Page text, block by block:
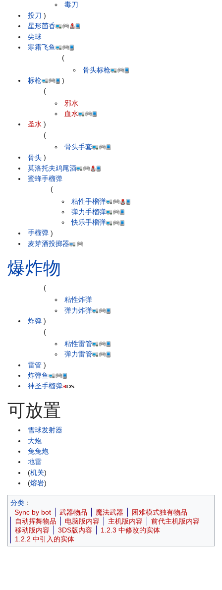
投刀
毒刀
)
星形茴香
尖球
寒霜飞鱼
标枪
(
骨头标枪
)
圣水
(
邪水
血水
)
骨头
(
骨头手套
)
莫洛托夫鸡尾酒
蜜蜂手榴弹
手榴弹
(
粘性手榴弹
弹力手榴弹
快乐手榴弹
)
麦芽酒投掷器
爆炸物
炸弹
(
粘性炸弹
弹力炸弹
)
雷管
(
粘性雷管
弹力雷管
)
炸弹鱼
神圣手榴弹
可放置
雪球发射器
大炮
兔兔炮
地雷
(机关)
(熔岩)
分类 ：
Sync by bot
武器物品 魔法武器
困难模式独有物品
自动挥舞物品
电脑版内容 主机版内容
前代主机版内容
移动版内容
3DS版内容
1.2.3 中修改的实体
1.2.2 中引入的实体